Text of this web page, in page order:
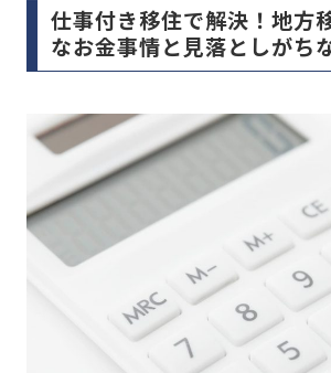
仕事付き移住で解決！地方
なお金事情と見落としがち